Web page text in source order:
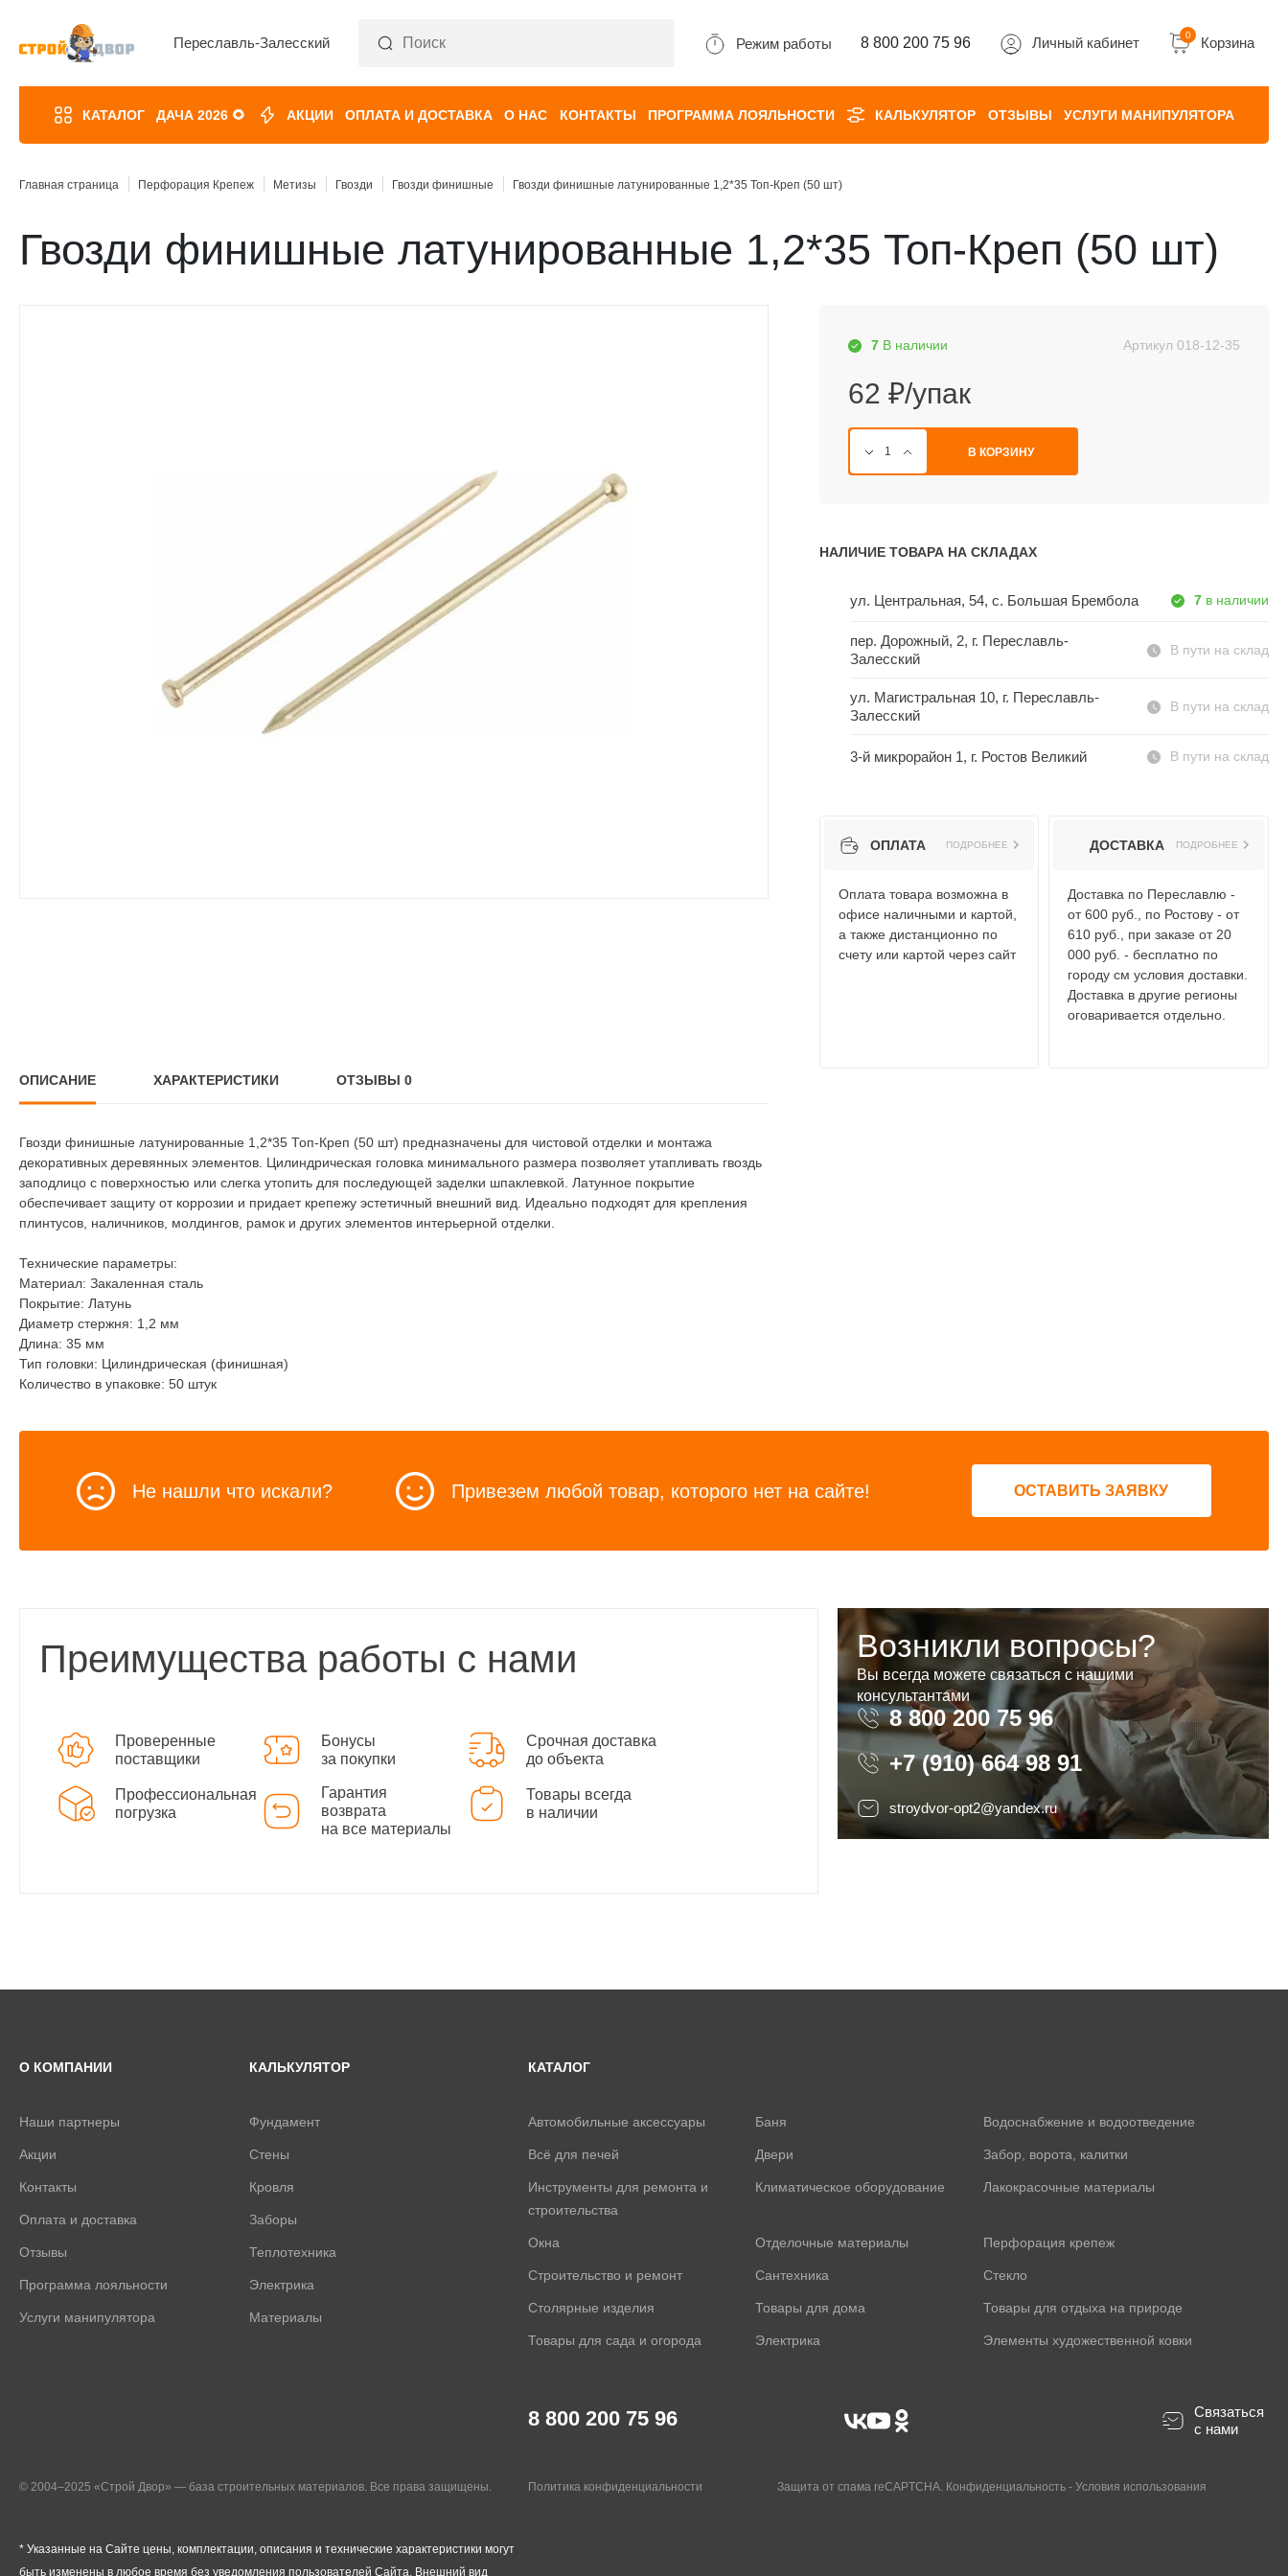
Переславль-Залесский Режим работы 8 800 200 75 96 Личный кабинет 0 Корзина
КАТАЛОГ ДАЧА 2026 🌻 АКЦИИ ОПЛАТА И ДОСТАВКА О НАС КОНТАКТЫ ПРОГРАММА ЛОЯЛЬНОСТИ КАЛЬКУЛЯТОР ОТЗЫВЫ УСЛУГИ МАНИПУЛЯТОРА
Главная страница Перфорация Крепеж Метизы Гвозди Гвозди финишные Гвозди финишные латунированные 1,2*35 Топ-Креп (50 шт)
Гвозди финишные латунированные 1,2*35 Топ-Креп (50 шт)
7 В наличии Артикул 018-12-35
62 ₽/упак
В КОРЗИНУ
НАЛИЧИЕ ТОВАРА НА СКЛАДАХ
ул. Центральная, 54, c. Большая Брембола 7 в наличии
пер. Дорожный, 2, г. Переславль-
Залесский
В пути на склад
ул. Магистральная 10, г. Переславль-
Залесский
В пути на склад
3-й микрорайон 1, г. Ростов Великий В пути на склад
ОПЛАТА ПОДРОБНЕЕ
Оплата товара возможна в
офисе наличными и картой,
а также дистанционно по
счету или картой через сайт
ДОСТАВКА ПОДРОБНЕЕ
Доставка по Переславлю -
от 600 руб., по Ростову - от
610 руб., при заказе от 20
000 руб. - бесплатно по
городу см условия доставки.
Доставка в другие регионы
оговаривается отдельно.
ОПИСАНИЕ ХАРАКТЕРИСТИКИ ОТЗЫВЫ 0
Гвозди финишные латунированные 1,2*35 Топ-Креп (50 шт) предназначены для чистовой отделки и монтажа
декоративных деревянных элементов. Цилиндрическая головка минимального размера позволяет утапливать гвоздь
заподлицо с поверхностью или слегка утопить для последующей заделки шпаклевкой. Латунное покрытие
обеспечивает защиту от коррозии и придает крепежу эстетичный внешний вид. Идеально подходят для крепления
плинтусов, наличников, молдингов, рамок и других элементов интерьерной отделки.
Технические параметры:
Материал: Закаленная сталь
Покрытие: Латунь
Диаметр стержня: 1,2 мм
Длина: 35 мм
Тип головки: Цилиндрическая (финишная)
Количество в упаковке: 50 штук
Не нашли что искали? Привезем любой товар, которого нет на сайте! ОСТАВИТЬ ЗАЯВКУ
Преимущества работы с нами
Проверенные
поставщики
Бонусы
за покупки
Срочная доставка
до объекта
Профессиональная
погрузка
Гарантия
возврата
на все материалы
Товары всегда
в наличии
Возникли вопросы?
Вы всегда можете связаться с нашими
консультантами
8 800 200 75 96 8 800 200 75 96
+7 (910) 664 98 91
stroydvor-opt2@yandex.ru
О КОМПАНИИ
Наши партнеры
Акции
Контакты
Оплата и доставка
Отзывы
Программа лояльности
Услуги манипулятора
КАЛЬКУЛЯТОР
Фундамент
Стены
Кровля
Заборы
Теплотехника
Электрика
Материалы
КАТАЛОГ
Автомобильные аксессуары Баня Водоснабжение и водоотведение
Всё для печей Двери Забор, ворота, калитки
Инструменты для ремонта и
строительства
Климатическое оборудование Лакокрасочные материалы
Окна Отделочные материалы Перфорация крепеж
Строительство и ремонт Сантехника Стекло
Столярные изделия Товары для дома Товары для отдыха на природе
Товары для сада и огорода Электрика Элементы художественной ковки
8 800 200 75 96
Связаться
с нами
© 2004–2025 «Строй Двор» — база строительных материалов. Все права защищены. Политика конфиденциальности Защита от спама reCAPTCHA. Конфиденциальность -Условия использования
* Указанные на Сайте цены, комплектации, описания и технические характеристики могут
быть изменены в любое время без уведомления пользователей Сайта. Внешний вид